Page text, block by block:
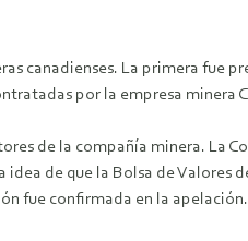
canadienses. La primera fue
por la empresa minera
de la compañía minera. La
de que la Bolsa de Valores
fue confirmada en la apelación.